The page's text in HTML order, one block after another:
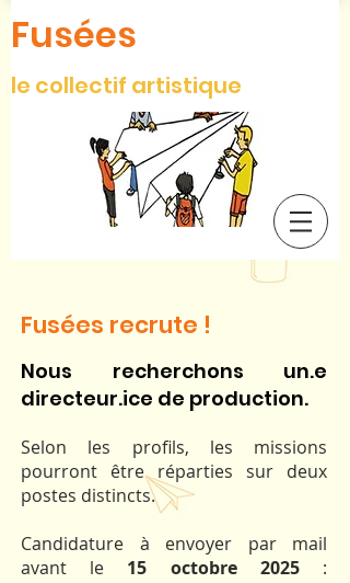
Fusées
le collectif artistique
Fusées recrute !
Nous recherchons un.e
directeur.ice de production.
Selon les profils, les missions
pourront être réparties sur deux
postes distincts.
Candidature à envoyer par mail
avant le 15 octobre 2025: